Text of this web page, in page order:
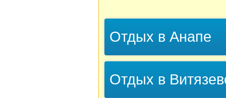
Отдых в Анапе
Отдых в